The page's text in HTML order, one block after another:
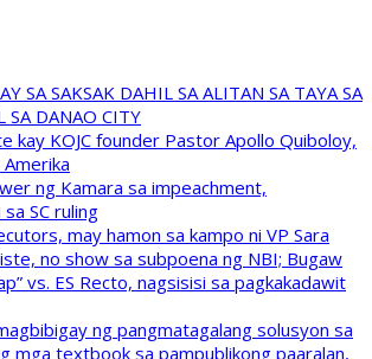
SA SAKSAK DAHIL SA ALITAN SA TAYA SA
SA DANAO CITY
kay KOJC founder Pastor Apollo Quiboloy,
ng Kamara sa impeachment,
SC ruling
may hamon sa kampo ni VP Sara
no show sa subpoena ng NBI; Bugaw
vs. ES Recto, nagsisisi sa pagkakadawit
ng pangmatagalang solusyon sa
mga textbook sa pampublikong paaralan,